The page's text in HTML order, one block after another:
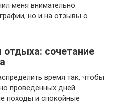
меня внимательно
но и на отзывы о
сочетание
время так, чтобы
проведённых дней.
походы и спокойные